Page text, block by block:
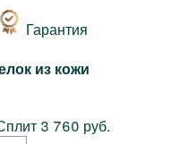
Гарантия
из кожи
3 760 руб.